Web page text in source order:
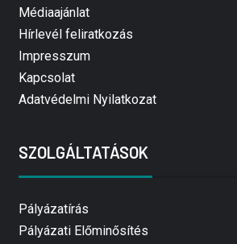
Médiaajánlat
Hírlevél feliratkozás
Impresszum
Kapcsolat
Adatvédelmi Nyilatkozat
SZOLGÁLTATÁSOK
Pályázatírás
Pályázati Előminősítés